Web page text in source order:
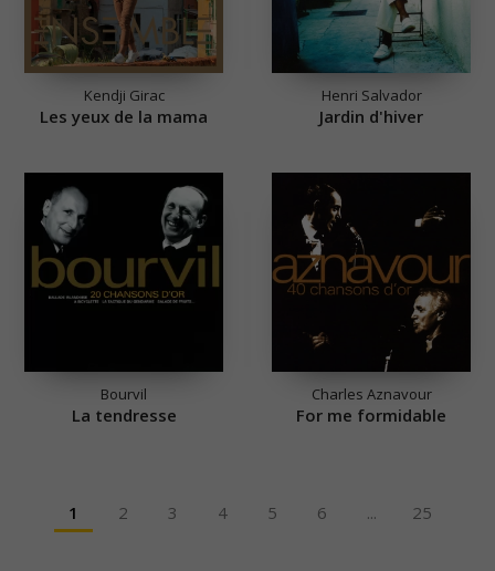
Kendji Girac
Les yeux de la mama
Henri Salvador
Jardin d'hiver
Bourvil
La tendresse
Charles Aznavour
For me formidable
1 2 3 4 5 6 ... 25